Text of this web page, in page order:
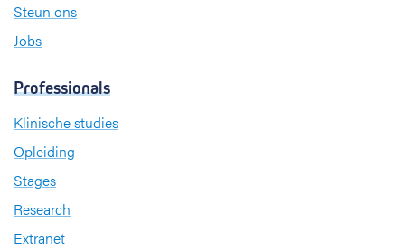
Steun ons
Jobs
Professionals
Klinische studies
Opleiding
Stages
Research
Extranet